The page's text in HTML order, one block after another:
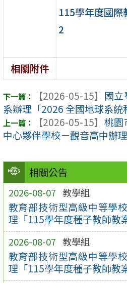
相關公告
2026-08-07 教學組
教育部技術型高級中等學
理「115學年度種子教師教
2026-08-07 教學組
教育部技術型高級中等學
理「115學年度種子教師教
115學年度國
2
相關附件
【2026-05-15】 國
系辦理「2026 全國地球系統
【2026-05-15】 桃園
中心夥伴學校－觀音高中辦